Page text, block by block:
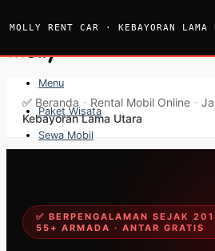
to
Menu
Paket Wisata
Sewa Mobil
Sewa Hiace
Hubungi
MOLLY RENT CAR · KEBAYORAN LAMA
✅ Beranda - Rental Mobil Online -
Kebayoran Lama Utara
✅ BERPENGALAMAN SEJAK
55+ ARMADA · ANTAR GRATIS